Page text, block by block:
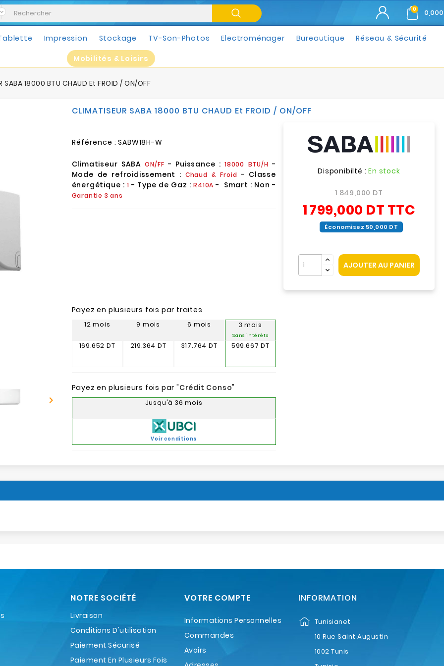
0
Impression Stockage TV-Son-Photos Electroménager Bureautique Réseau & Sécurité
Mobilités & Loisirs
SABA 18000 BTU CHAUD Et FROID / ON/OFF

CLIMATISEUR SABA 18000 BTU CHAUD Et FROID / ON/OFF
Référence : SABW18H-W
Climatiseur SABA ON/FF - Puissance :18000 BTU/H -
Mode de refroidissement : Chaud & Froid - Classe
énergétique : 1 - Type de Gaz :R410A - Smart : Non -
Garantie 3 ans
Disponibilté :En stock
1 849,000 DT
1 799,000 DT TTC
Économisez 50,000 DT
AJOUTER AU PANIER
Payez en plusieurs fois par traites
12 mois
169.652 DT
9 mois
219.364 DT
6 mois
317.764 DT
3 mois
Sans intérêts
599.667 DT
Payez en plusieurs fois par "Crédit Conso"
Jusqu'à 36 mois
Voir conditions
NOTRE SOCIÉTÉ
Livraison
Conditions D'utilisation
Paiement Sécurisé
Paiement En Plusieurs Fois
VOTRE COMPTE
Informations Personnelles
Commandes
Avoirs
INFORMATION
Tunisianet
10 Rue Saint Augustin
1002 Tunis